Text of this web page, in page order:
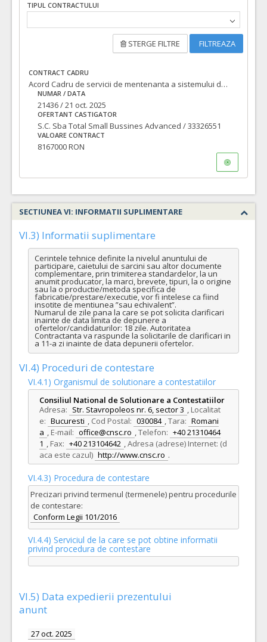
TIPUL CONTRACTULUI
STERGE FILTRE FILTREAZA
CONTRACT CADRU
Acord Cadru de servicii de mentenanta a sistemului de optimizare a gestionarii deseurilor si a programului "Plateste pentru cat arunci"
NUMAR / DATA
21436 / 21 oct. 2025
OFERTANT CASTIGATOR
S.C. Sba Total Small Bussines Advanced / 33326551
VALOARE CONTRACT
8167000 RON
SECTIUNEA VI: INFORMATII SUPLIMENTARE
VI.3) Informatii suplimentare
Cerintele tehnice definite la nivelul anuntului de
participare, caietului de sarcini sau altor documente
complementare, prin trimiterea standardelor, la un
anumit producator, la marci, brevete, tipuri, la o origine
sau la o productie/metoda specifica de
fabricatie/prestare/executie, vor fi intelese ca fiind
insotite de mentiunea ”sau echivalent”.
Numarul de zile pana la care se pot solicita clarificari
inainte de data limita de depunere a
ofertelor/candidaturilor: 18 zile. Autoritatea
Contractanta va raspunde la solicitarile de clarificari in
a 11-a zi inainte de data depunerii ofertelor.
VI.4) Proceduri de contestare
VI.4.1) Organismul de solutionare a contestatiilor
Consiliul National de Solutionare a Contestatiilor
Adresa: Str. Stavropoleos nr. 6, sector 3 , Localitat
e: Bucuresti , Cod Postal: 030084 ,Tara: Romani
a , E-mail: office@cnsc.ro ,Telefon: +40 21310464
1 , Fax: +40 213104642 ,Adresa (adrese) Internet: (d
aca este cazul) http://www.cnsc.ro .
VI.4.3) Procedura de contestare
Precizari privind termenul (termenele) pentru procedurile
de contestare:
Conform Legii 101/2016
VI.4.4) Serviciul de la care se pot obtine informatii
privind procedura de contestare
VI.5) Data expedierii prezentului
anunt
27 oct. 2025